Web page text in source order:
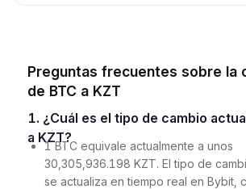
Preguntas frecuentes sobre la
de BTC a KZT
1. ¿Cuál es el tipo de cambio actual de 1 BTC
a KZT?
1 BTC equivale actualmente a unos
30,305,936.198 KZT. El tipo de
se actualiza en tiempo real en Bybit,